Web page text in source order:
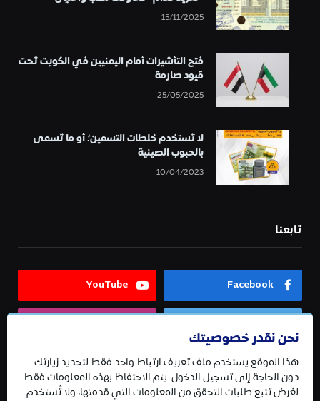
15/11/2025
فتح التأشيرات أمام اليمنيين في الكويت تحت
قيود صارمة
25/05/2025
لا تستخدم خلطات التسمين؛ أو ما تسمى
بالحبوب الصينية
10/04/2023
تابعنا
Facebook
YouTube
Telegram
نحن نقدر خصوصيتك
هذا الموقع يستخدم ملف تعريف ارتباط واحد فقط لتحديد زيارتك
دون الحاجة إلى تسجيل الدخول. يتم الاحتفاظ بهذه المعلومات فقط
لغرض تتبع طلبات التحقق من المعلومات التي قدمتها، ولا تُستخدم